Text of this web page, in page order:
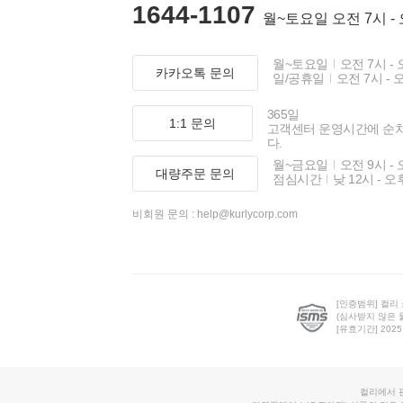
1644-1107 월~토요일 오전 7시 -
카카오톡 문의
월~토요일
오전 7시 -
일/공휴일
오전 7시 -
1:1 문의
365일
고객센터 운영시간에 순
다.
대량주문 문의
월~금요일
오전 9시 -
점심시간
낮 12시 - 오
비회원 문의 : help@kurlycorp.com
[인증범위] 컬리
(심사받지 않은
[유효기간]
컬리에서